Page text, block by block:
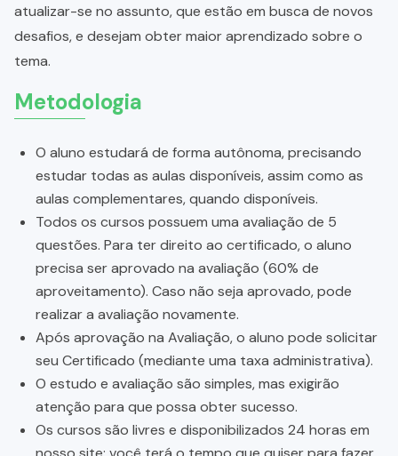
atualizar-se no assunto, que estão em busca de novos
desafios, e desejam obter maior aprendizado sobre o
tema.
Metodologia
O aluno estudará de forma autônoma, precisando
estudar todas as aulas disponíveis, assim como as
aulas complementares, quando disponíveis.
Todos os cursos possuem uma avaliação de 5
questões. Para ter direito ao certificado, o aluno
precisa ser aprovado na avaliação (60% de
aproveitamento). Caso não seja aprovado, pode
realizar a avaliação novamente.
Após aprovação na Avaliação, o aluno pode solicitar
seu Certificado (mediante uma taxa administrativa).
O estudo e avaliação são simples, mas exigirão
atenção para que possa obter sucesso.
Os cursos são livres e disponibilizados 24 horas em